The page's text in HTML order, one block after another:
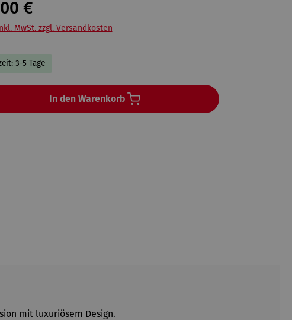
€
MwSt. zzgl. Versandkosten
3-5 Tage
In den Warenkorb
mit luxuriösem Design.